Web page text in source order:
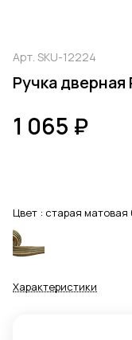
Арт. SKU-12224
Ручка дверная
1 065 ₽
Цвет : старая матовая
Характеристики